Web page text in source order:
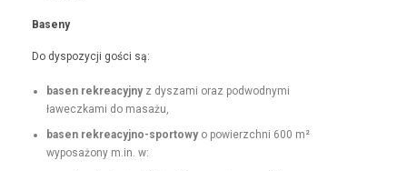
Base­ny
Do dys­pozy­cji goś­ci są:
basen rekrea­cyjnyz dysza­mi oraz pod­wod­ny­mi
ławeczka­mi do masażu,
basen rekrea­cyjno-sportowyo powierzch­ni 600 m²
wyposażony m.in. w: